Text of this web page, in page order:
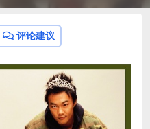
评论建议